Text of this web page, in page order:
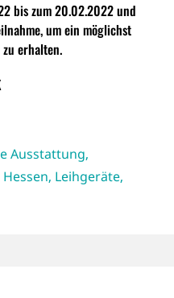
bis zum 20.02.2022 und
um ein möglichst
erhalten.
Ausstattung,
Hessen, Leihgeräte,